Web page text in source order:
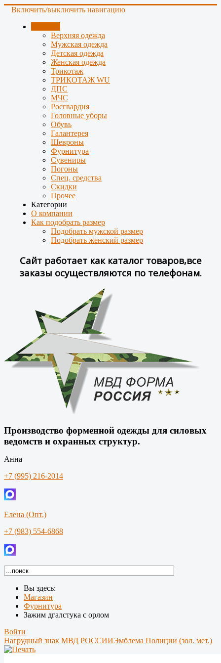
Включить/выключить навигацию
Верхняя одежда
Мужская одежда
Детская одежда
Женская одежда
Трикотаж
ТРИКОТАЖ WU
ДПС
МЧС
Росгвардия
Головные уборы
Обувь
Галантерея
Шевроны
Фурнитура
Сувениры
Погоны
Спец. средства
Скидки
Прочее
Категории
О компании
Как подобрать размер
Подобрать мужской размер
Подобрать женский размер
Сайт работает как каталог товаров,все
заказы осуществляются по телефонам.
Производство форменной одежды для силовых
ведомств и охранных структур.
Анна
+7 (995) 216-2014
Елена (Опт.)
+7 (983) 554-6868
Вы здесь:
Магазин
Фурнитура
Зажим дгалстука с орлом
Войти
Нагрудный знак МВД РОССИИЭмблема Полиции (зол. мет.)